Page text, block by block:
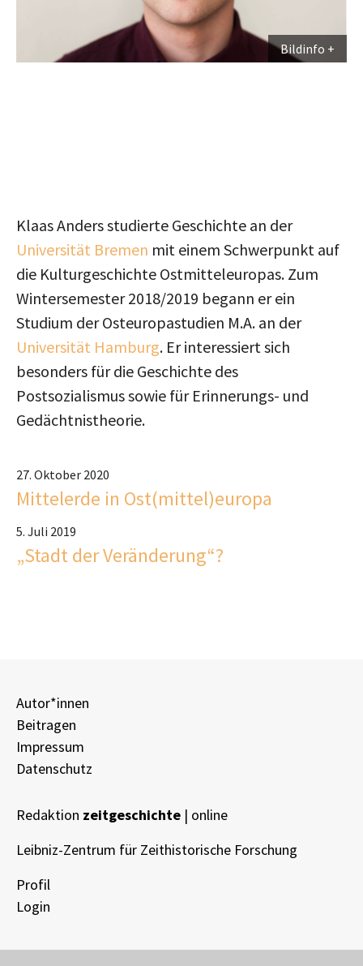
Bildinfo
Klaas Anders studierte Geschichte an der
Universität Bremen mit einem Schwerpunkt auf
die Kulturgeschichte Ostmitteleuropas. Zum
Wintersemester 2018/2019 begann er ein
Studium der Osteuropastudien M.A. an der
Universität Hamburg. Er interessiert sich
besonders für die Geschichte des
Postsozialismus sowie für Erinnerungs- und
Gedächtnistheorie.
27. Oktober 2020
Mittelerde in Ost(mittel)europa
5. Juli 2019
„Stadt der Veränderung“?
Autor*innen
Beitragen
Impressum
Datenschutz
Redaktion zeitgeschichte | online
Leibniz-Zentrum für Zeithistorische Forschung
Profil
Login